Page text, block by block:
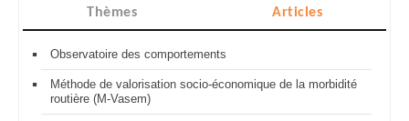
Thèmes Articles
Observatoire des comportements
Méthode de valorisation socio-économique de la morbidité
routière (M-Vasem)